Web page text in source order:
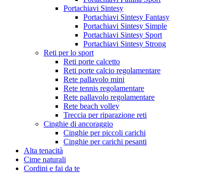
Portachiavi Sintesy
Portachiavi Sintesy Fantasy
Portachiavi Sintesy Simple
Portachiavi Sintesy Sport
Portachiavi Sintesy Strong
Reti per lo sport
Reti porte calcetto
Reti porte calcio regolamentare
Rete pallavolo mini
Rete tennis regolamentare
Rete pallavolo regolamentare
Rete beach volley
Treccia per riparazione reti
Cinghie di ancoraggio
Cinghie per piccoli carichi
Cinghie per carichi pesanti
Alta tenacità
Cime naturali
Cordini e fai da te